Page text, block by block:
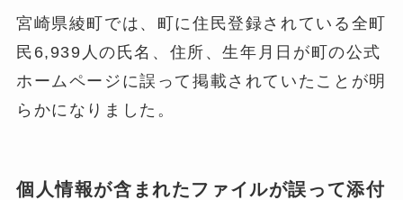
宮崎県綾町では、町に住民登録されている全町
民6,939人の氏名、住所、生年月日が町の公式
ホームページに誤って掲載されていたことが明
らかになりました。
個人情報が含まれたファイルが誤って添付